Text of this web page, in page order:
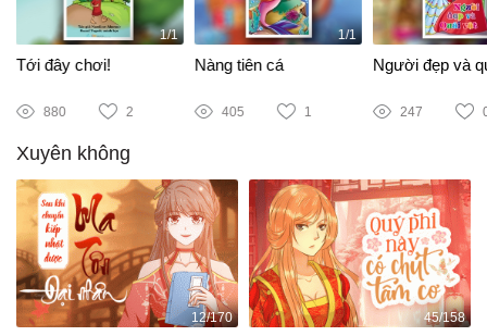
1/1
Tới đây chơi!
880 2
1/1
Nàng tiên cá
405 1
Người đẹp và
247
Xuyên không
12/170 45/158